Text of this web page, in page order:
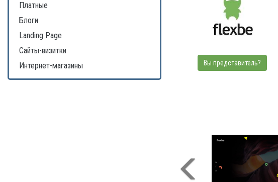
Платные
Блоги
Landing Page
Сайты-визитки
Интернет-магазины
Вы представитель?